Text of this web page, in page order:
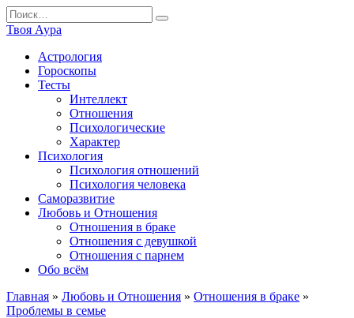
Перейти
к
содержанию
Search
for:
Твоя Аура
Астрология
Гороскопы
Тесты
Интеллект
Отношения
Психологические
Характер
Психология
Психология отношений
Психология человека
Саморазвитие
Любовь и Отношения
Отношения в браке
Отношения с девушкой
Отношения с парнем
Обо всём
Главная » Любовь и Отношения » Отношения в браке »
Проблемы в семье